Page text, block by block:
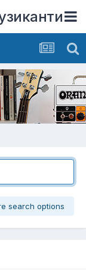
search options